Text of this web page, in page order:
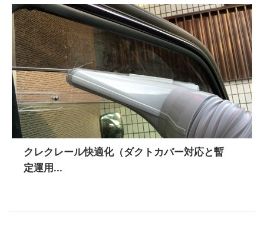
クレクレール快適化（ダクトカバー対応と暫
定運用...